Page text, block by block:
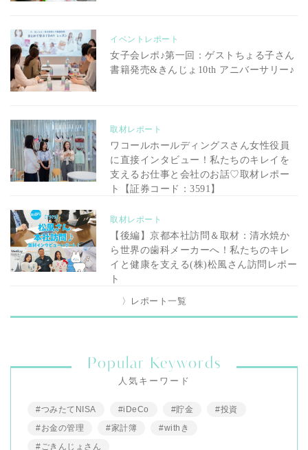
イベントレポート
女子会レポ♪第一回：ゲストちょる子さん
書籍発売&きんじょ10th アニバーサリー♪
取材レポート
ワコールホールディングスさん女性役員
に直接インタビュー！私たちのキレイを
支えるお仕事と会社のお話♡取材レポー
ト【証券コード：3591】
取材レポート
【後編】京都本社訪問＆取材：清水焼か
ら世界の歯科メーカーへ！私たちのキレ
イと健康を支える(株)松風さん訪問レポー
ト
〉レポート一覧
Popular Keywords
人気キーワード
#つみたてNISA #iDeCo #貯金
#投資
#お金の管理
#家計簿
#withき
#ごきんじょさん